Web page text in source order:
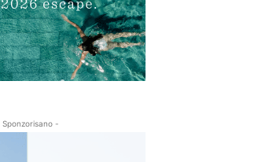
Sponzorisano -